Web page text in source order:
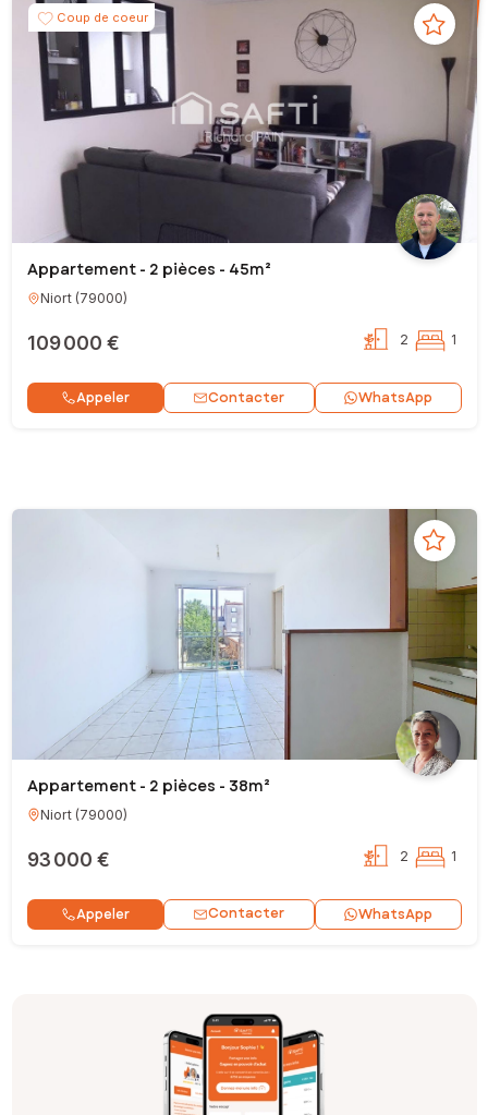
Coup de coeur
Appartement - 2 pièces - 45m²
Niort(79000)
109 000 € 2 1
Appeler Contacter WhatsApp
Appartement - 2 pièces - 38m²
Niort(79000)
93 000 € 2 1
Appeler Contacter WhatsApp